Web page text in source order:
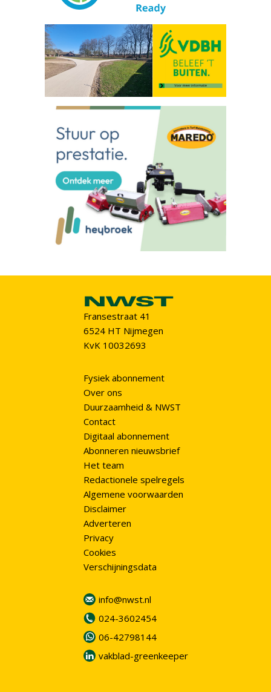
Fransestraat 41
6524 HT Nijmegen
KvK 10032693
Fysiek abonnement
Over ons
Duurzaamheid & NWST
Contact
Digitaal abonnement
Abonneren nieuwsbrief
Het team
Redactionele spelregels
Algemene voorwaarden
Disclaimer
Adverteren
Privacy
Cookies
Verschijningsdata
info@nwst.nl
024-3602454
06-42798144
vakblad-greenkeeper